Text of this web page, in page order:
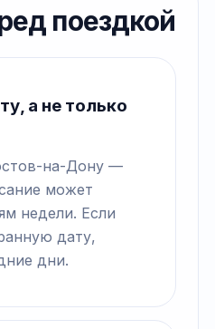
поездкой
а не только
на-Дону —
может
недели. Если
дату,
дни.